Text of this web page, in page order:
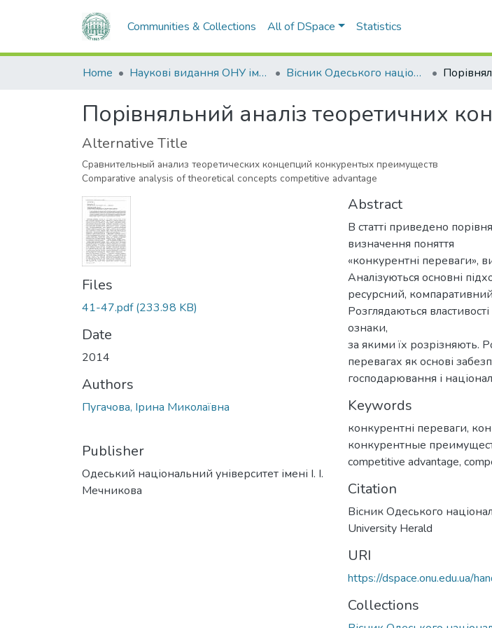
Communities & Collections All of DSpace Statistics
Home Наукові видання ОНУ імені І. І. Мечникова Вісник Одеського національного університету. Економіка
Порівняльний аналіз теоретичних
Alternative Title
Сравнительный анализ теоретических концепций конкурентых преимуществ
Comparative analysis of theoretical concepts competitive advantage
Files
41-47.pdf(233.98 KB)
Date
2014
Authors
Пугачова, Ірина Миколаївна
Publisher
Одеський національний університет імені І. І.
Мечникова
Abstract
В статті приведено
визначення поняття
«конкурентні переваги»,
Аналізуються основні
ресурсний,
Розглядаються
ознаки,
за якими їх розрізняють.
перевагах як основі
господарювання і
Keywords
конкурентні переваги,
конкурентные
competitive advantage,
Citation
Вісник Одеського
University Herald
URI
https://dspace.onu.edu.ua/
Collections